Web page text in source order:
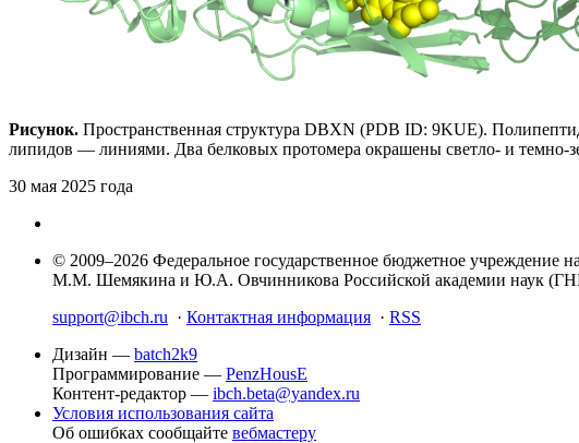
Рисунок. Пространственная структура DBXN (PDB ID: 9KUE).
липидов — линиями. Два белковых протомера окрашены светло- и
30 мая 2025 года
© 2009–2026 Федеральное государственное бюджетное учреждение
М.М. Шемякина и Ю.А. Овчинникова Российской академии наук
support@ibch.ru · Контактная информация · RSS
Дизайн — batch2k9
Программирование — PenzHousE
Контент-редактор — ibch.beta@yandex.ru
Условия использования сайта
Об ошибках сообщайте вебмастеру